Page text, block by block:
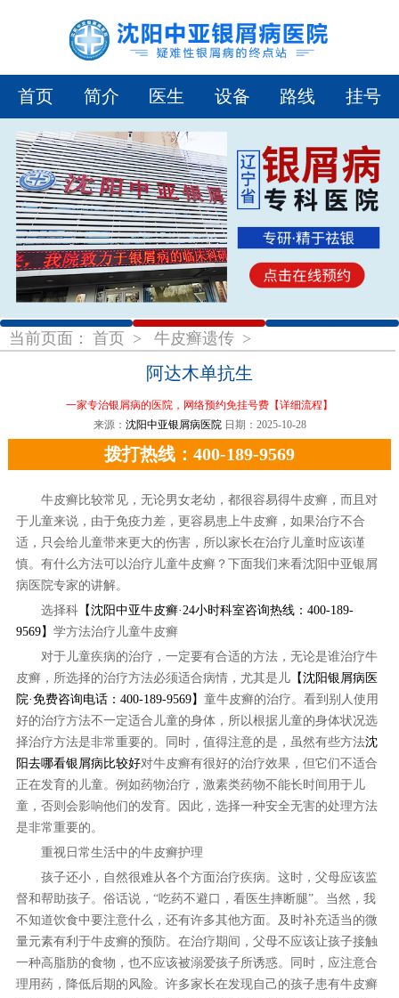
首页 简介 医生 设备 路线 挂号
1 2 3
当前页面： 首页 > 牛皮癣遗传 >
阿达木单抗生
一家专治银屑病的医院，网络预约免挂号费 【详细流程】
来源： 沈阳中亚银屑病医院 日期：2025-10-28
拨打热线：400-189-9569
牛皮癣比较常见，无论男女老幼，都很容易得牛皮癣，而且对
于儿童来说，由于免疫力差，更容易患上牛皮癣，如果治疗不合
适，只会给儿童带来更大的伤害，所以家长在治疗儿童时应该谨
慎。有什么方法可以治疗儿童牛皮癣？下面我们来看沈阳中亚银屑
病医院专家的讲解。
选择科【沈阳中亚牛皮癣·24小时科室咨询热线：400-189-
9569】 学方法治疗儿童牛皮癣
对于儿童疾病的治疗，一定要有合适的方法，无论是谁治疗牛
皮癣，所选择的治疗方法必须适合病情，尤其是儿【沈阳银屑病医
院·免费咨询电话：400-189-9569】 童牛皮癣的治疗。看到别人使用
好的治疗方法不一定适合儿童的身体，所以根据儿童的身体状况选
择治疗方法是非常重要的。同时，值得注意的是，虽然有些方法沈
阳去哪看银屑病比较好对牛皮癣有很好的治疗效果，但它们不适合
正在发育的儿童。例如药物治疗，激素类药物不能长时间用于儿
童，否则会影响他们的发育。因此，选择一种安全无害的处理方法
是非常重要的。
重视日常生活中的牛皮癣护理
孩子还小，自然很难从各个方面治疗疾病。这时，父母应该监
督和帮助孩子。俗话说，“吃药不避口，看医生摔断腿”。当然，我
不知道饮食中要注意什么，还有许多其他方面。及时补充适当的微
量元素有利于牛皮癣的预防。在治疗期间，父母不应该让孩子接触
一种高脂肪的食物，也不应该被溺爱孩子所诱惑。同时，应注意合
理用药，降低后期的风险。许多家长在发现自己的孩子患有牛皮癣